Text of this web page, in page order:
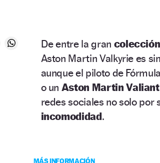
De entre la gran
Aston Martin Valkyrie es
aunque el piloto de
o un Aston Martin Valiant
redes sociales no solo por
incomodidad.
MÁS INFORMACIÓN